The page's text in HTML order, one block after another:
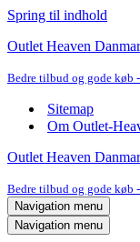
Spring til indhold
Outlet Heaven
Bedre tilbud og gode køb
Sitemap
Om Outlet-
Outlet Heaven
Bedre tilbud og gode køb
Navigation menu
Navigation menu